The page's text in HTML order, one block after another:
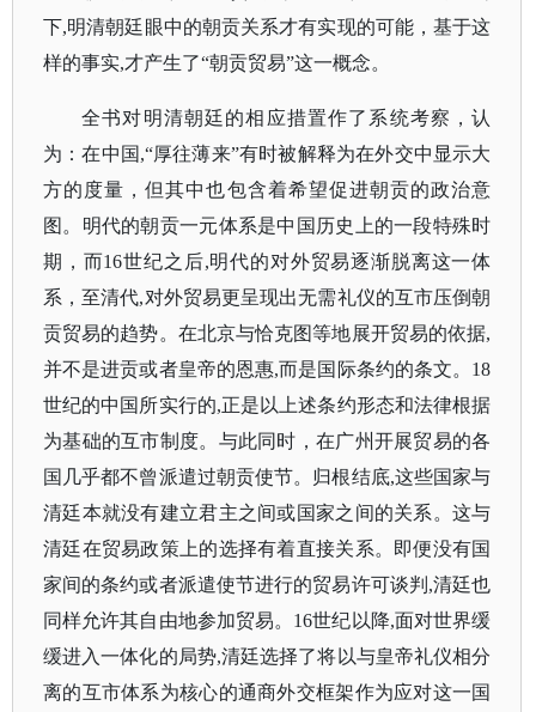
下,明清朝廷眼中的朝贡关系才有实现的可能，基于这
样的事实,才产生了“朝贡贸易”这一概念。
全书对明清朝廷的相应措置作了系统考察，认
为：在中国 ,“厚往薄来”有时被解释为在外交中显示大
方的度量，但其中也包含着希望促进朝贡的政治意
图。明代的朝贡一元体系是中国历史上的一段特殊时
期，而16世纪之后,明代的对外贸易逐渐脱离这一体
系，至清代,对外贸易更呈现出无需礼仪的互市压倒朝
贡贸易的趋势。在北京与恰克图等地展开贸易的依据,
并不是进贡或者皇帝的恩惠,而是国际条约的条文。18
世纪的中国所实行的,正是以上述条约形态和法律根据
为基础的互市制度。与此同时，在广州开展贸易的各
国几乎都不曾派遣过朝贡使节。归根结底,这些国家与
清廷本就没有建立君主之间或国家之间的关系。这与
清廷在贸易政策上的选择有着直接关系。即便没有国
家间的条约或者派遣使节进行的贸易许可谈判,清廷也
同样允许其自由地参加贸易。16世纪以降,面对世界缓
缓进入一体化的局势,清廷选择了将以与皇帝礼仪相分
离的互市体系为核心的通商外交框架作为应对这一国